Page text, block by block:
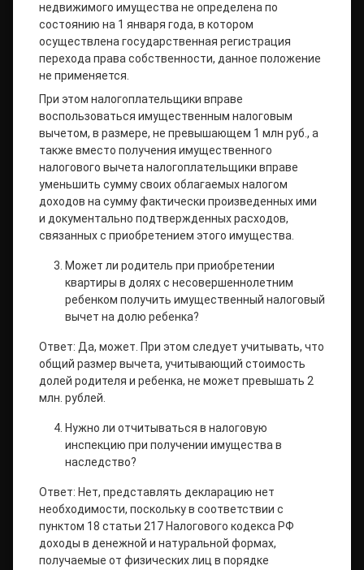
недвижимого имущества не определена по
состоянию на 1 января года, в котором
осуществлена государственная регистрация
перехода права собственности, данное положение
не применяется.
При этом налогоплательщики вправе
воспользоваться имущественным налоговым
вычетом, в размере, не превышающем 1 млн руб., а
также вместо получения имущественного
налогового вычета налогоплательщики вправе
уменьшить сумму своих облагаемых налогом
доходов на сумму фактически произведенных ими
и документально подтвержденных расходов,
связанных с приобретением этого имущества.
Может ли родитель при приобретении
квартиры в долях с несовершеннолетним
ребенком получить имущественный налоговый
вычет на долю ребенка?
Ответ: Да, может. При этом следует учитывать, что
общий размер вычета, учитывающий стоимость
долей родителя и ребенка, не может превышать 2
млн. рублей.
Нужно ли отчитываться в налоговую
инспекцию при получении имущества в
наследство?
Ответ: Нет, представлять декларацию нет
необходимости, поскольку в соответствии с
пунктом 18 статьи 217 Налогового кодекса РФ
доходы в денежной и натуральной формах,
получаемые от физических лиц в порядке